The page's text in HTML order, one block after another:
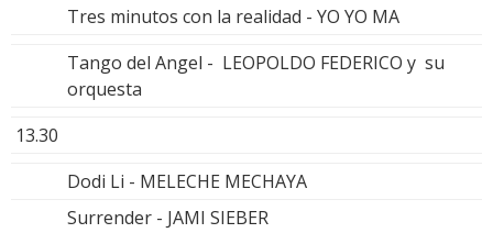
Tres minutos con la realidad - YO YO MA
Tango del Angel - LEOPOLDO FEDERICO y su
orquesta
13.30
Dodi Li - MELECHE MECHAYA
Surrender - JAMI SIEBER